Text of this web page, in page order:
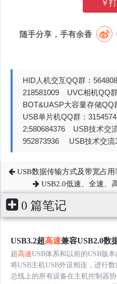
￥
随手分享，手有余香
HID人机交互QQ群：
218581009 UVC相机QQ
BOT&UASP大容量存储
USB单片机QQ群：
2:580684376 USB技术交
952873936 USB技术交流
USB数据传输方式及带宽占用
USB2.0低速、全速、
0 篇笔记
USB3.2超高速兼容USB2.0数
超高速USB体系和以前的USB版
将USB主机USB外设相连，进行
总线上的所有设备在主机控制器